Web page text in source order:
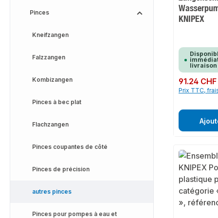
Pinces
Kneifzangen
Falzzangen
Kombizangen
Pinces à bec plat
Flachzangen
Pinces coupantes de côté
Pinces de précision
autres pinces
Pinces pour pompes à eau et
KNIPEX
Prix régulier :
91.24 CHF
Prix TTC,